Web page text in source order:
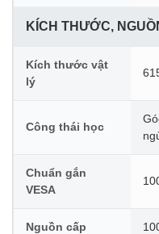
KÍCH THƯỚC,
Kích thước vật
lý
Công thái học
Chuẩn gắn
VESA
Nguồn cấp